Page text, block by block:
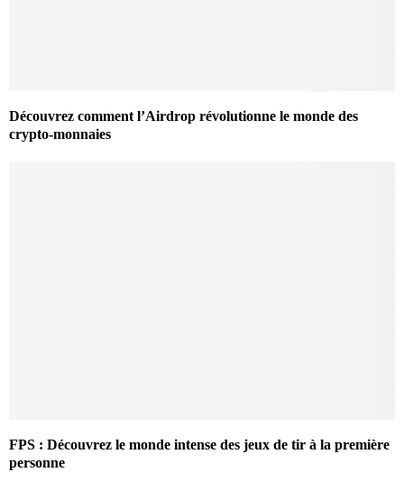
Découvrez comment l’Airdrop révolutionne le monde des
crypto-monnaies
FPS : Découvrez le monde intense des jeux de tir à la première
personne